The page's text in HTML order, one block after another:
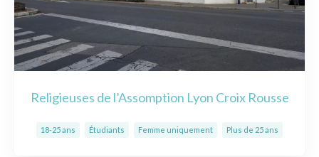
Religieuses de l’Assomption Lyon Croix Rousse
18-25 ans Étudiants Femme uniquement Plus de 25 ans